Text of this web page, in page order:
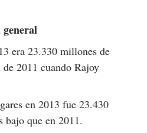
general
era 23.330 millones de
2011 cuando Rajoy
en 2013 fue 23.430
bajo que en 2011.